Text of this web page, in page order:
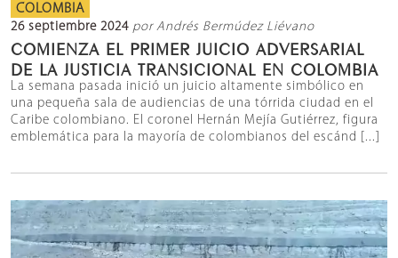
COLOMBIA
26 septiembre 2024 por Andrés Bermúdez Liévano
COMIENZA EL PRIMER JUICIO ADVERSARIAL
DE LA JUSTICIA TRANSICIONAL EN COLOMBIA
La semana pasada inició un juicio altamente simbólico en
una pequeña sala de audiencias de una tórrida ciudad en el
Caribe colombiano. El coronel Hernán Mejía Gutiérrez, figura
emblemática para la mayoría de colombianos del escánd [...]